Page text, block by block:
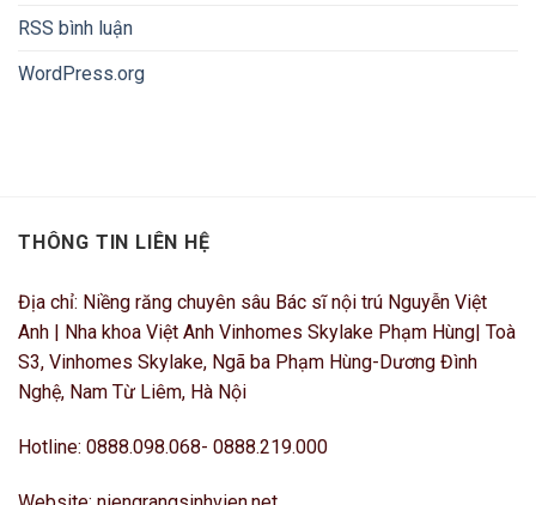
RSS bình luận
WordPress.org
THÔNG TIN LIÊN HỆ
Địa chỉ: Niềng răng chuyên sâu Bác sĩ nội trú Nguyễn Việt
Anh | Nha khoa Việt Anh Vinhomes Skylake Phạm Hùng| Toà
S3, Vinhomes Skylake, Ngã ba Phạm Hùng-Dương Đình
Nghệ, Nam Từ Liêm, Hà Nội
Hotline: 0888.098.068- 0888.219.000